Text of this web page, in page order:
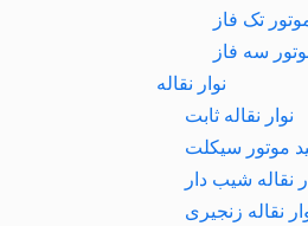
تک فاز
سه فاز
نوار نقاله
نوار نقاله ثابت
موتور سیکلت
نقاله شیب دار
نقاله زنجیری